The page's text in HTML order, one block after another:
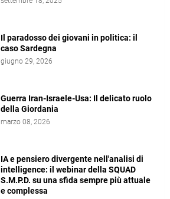
Il paradosso dei giovani in politica: il
caso Sardegna
giugno 29, 2026
Guerra Iran-Israele-Usa: Il delicato ruolo
della Giordania
marzo 08, 2026
IA e pensiero divergente nell'analisi di
intelligence: il webinar della SQUAD
S.M.P.D. su una sfida sempre più attuale
e complessa